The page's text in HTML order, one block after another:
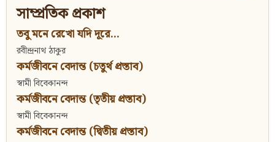
সাম্প্রতিক প্রকাশ
তবু মনে রেখো যদি দূরে...
রবীন্দ্রনাথ ঠাকুর
কর্মজীবনে বেদান্ত (চতুর্থ প্রস্তাব)
স্বামী বিবেকানন্দ
কর্মজীবনে বেদান্ত (তৃতীয় প্রস্তাব)
স্বামী বিবেকানন্দ
কর্মজীবনে বেদান্ত (দ্বিতীয় প্রস্তাব)